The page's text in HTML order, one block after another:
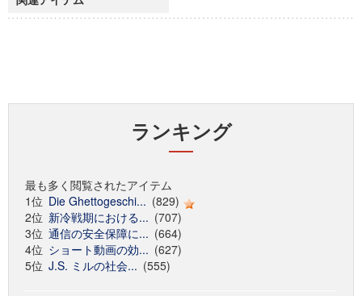
ランキング
最も多く閲覧されたアイテム
1位 Die Ghettogeschi... (829)
2位 新冷戦期における... (707)
3位 通信の安全保障に... (664)
4位 ショート動画の効... (627)
5位 J.S. ミルの社会... (555)